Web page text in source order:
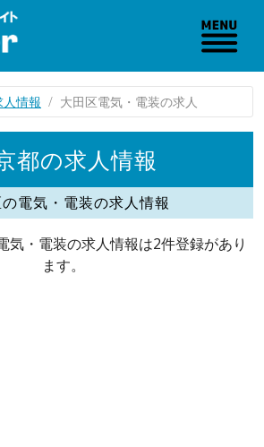
情報 大田区電気・電装の求人
都の求人情報
電気・電装の求人情報
気・電装の求人情報は2件登録があり
ます。